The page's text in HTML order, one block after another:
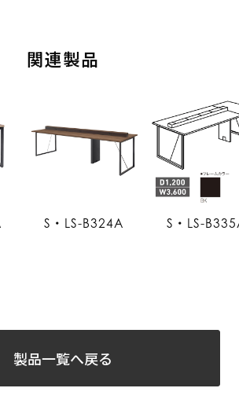
関連製品
S・LS-B324A S・LS-
製品一覧へ戻る